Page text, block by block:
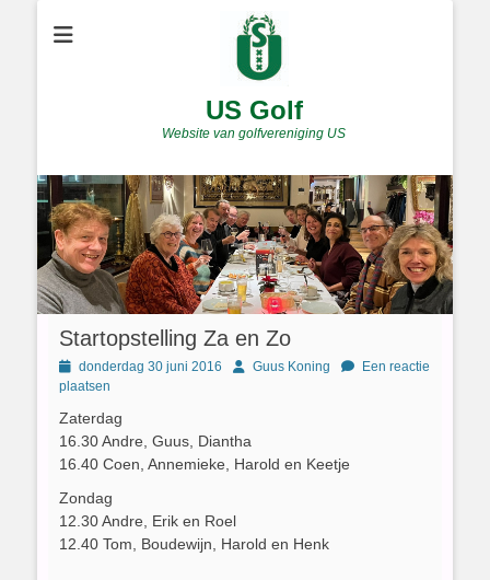
US Golf
Website van golfvereniging US
Startopstelling Za en Zo
Geplaatst
op
donderdag 30 juni 2016 AuthorGuus Koning
Een reactie
plaatsen
Zaterdag
16.30 Andre, Guus, Diantha
16.40 Coen, Annemieke, Harold en Keetje
Zondag
12.30 Andre, Erik en Roel
12.40 Tom, Boudewijn, Harold en Henk